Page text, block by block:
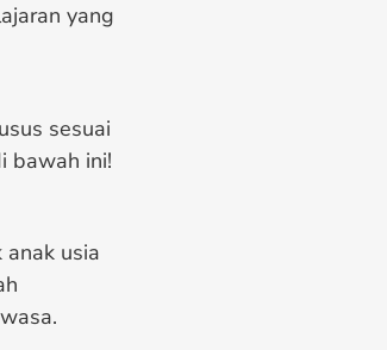
yang
sesuai
bawah ini!
anak usia